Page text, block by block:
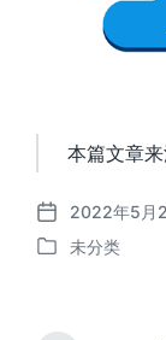
本篇文章
发
布
2022年5月
发
未分类